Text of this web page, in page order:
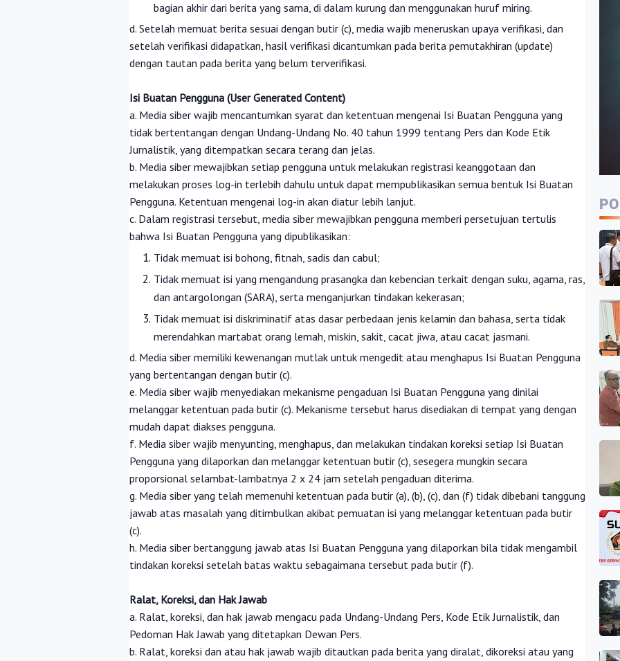
bagian akhir dari berita yang sama, di dalam kurung dan menggunakan huruf miring.
d. Setelah memuat berita sesuai dengan butir (c), media wajib meneruskan upaya verifikasi, dan
setelah verifikasi didapatkan, hasil verifikasi dicantumkan pada berita pemutakhiran (update)
dengan tautan pada berita yang belum terverifikasi.
Isi Buatan Pengguna (User Generated Content)
a. Media siber wajib mencantumkan syarat dan ketentuan mengenai Isi Buatan Pengguna yang
tidak bertentangan dengan Undang-Undang No. 40 tahun 1999 tentang Pers dan Kode Etik
Jurnalistik, yang ditempatkan secara terang dan jelas.
b. Media siber mewajibkan setiap pengguna untuk melakukan registrasi keanggotaan dan
melakukan proses log-in terlebih dahulu untuk dapat mempublikasikan semua bentuk Isi Buatan
Pengguna. Ketentuan mengenai log-in akan diatur lebih lanjut.
c. Dalam registrasi tersebut, media siber mewajibkan pengguna memberi persetujuan tertulis
bahwa Isi Buatan Pengguna yang dipublikasikan:
Tidak memuat isi bohong, fitnah, sadis dan cabul;
Tidak memuat isi yang mengandung prasangka dan kebencian terkait dengan suku, agama, ras,
dan antargolongan (SARA), serta menganjurkan tindakan kekerasan;
Tidak memuat isi diskriminatif atas dasar perbedaan jenis kelamin dan bahasa, serta tidak
merendahkan martabat orang lemah, miskin, sakit, cacat jiwa, atau cacat jasmani.
d. Media siber memiliki kewenangan mutlak untuk mengedit atau menghapus Isi Buatan Pengguna
yang bertentangan dengan butir (c).
e. Media siber wajib menyediakan mekanisme pengaduan Isi Buatan Pengguna yang dinilai
melanggar ketentuan pada butir (c). Mekanisme tersebut harus disediakan di tempat yang dengan
mudah dapat diakses pengguna.
f. Media siber wajib menyunting, menghapus, dan melakukan tindakan koreksi setiap Isi Buatan
Pengguna yang dilaporkan dan melanggar ketentuan butir (c), sesegera mungkin secara
proporsional selambat-lambatnya 2 x 24 jam setelah pengaduan diterima.
g. Media siber yang telah memenuhi ketentuan pada butir (a), (b), (c), dan (f) tidak dibebani tanggung
jawab atas masalah yang ditimbulkan akibat pemuatan isi yang melanggar ketentuan pada butir
(c).
h. Media siber bertanggung jawab atas Isi Buatan Pengguna yang dilaporkan bila tidak mengambil
tindakan koreksi setelah batas waktu sebagaimana tersebut pada butir (f).
Ralat, Koreksi, dan Hak Jawab
a. Ralat, koreksi, dan hak jawab mengacu pada Undang-Undang Pers, Kode Etik Jurnalistik, dan
Pedoman Hak Jawab yang ditetapkan Dewan Pers.
b. Ralat, koreksi dan atau hak jawab wajib ditautkan pada berita yang diralat, dikoreksi atau yang